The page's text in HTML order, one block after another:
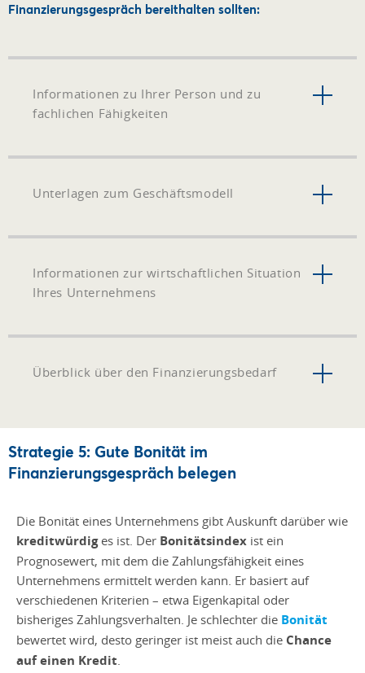
Finanzierungsgespräch bereithalten sollten:
Informationen zu Ihrer Person und zu
fachlichen Fähigkeiten
Unterlagen zum Geschäftsmodell
Informationen zur wirtschaftlichen Situation
Ihres Unternehmens
Überblick über den Finanzierungsbedarf
Strategie 5: Gute Bonität im
Finanzierungsgespräch belegen
Die Bonität eines Unternehmens gibt Auskunft darüber wie
kreditwürdiges ist. Der Bonitätsindex ist ein
Prognosewert, mit dem die Zahlungsfähigkeit eines
Unternehmens ermittelt werden kann. Er basiert auf
verschiedenen Kriterien – etwa Eigenkapital oder
bisheriges Zahlungsverhalten. Je schlechter die Bonität
bewertet wird, desto geringer ist meist auch die Chance
auf einen Kredit